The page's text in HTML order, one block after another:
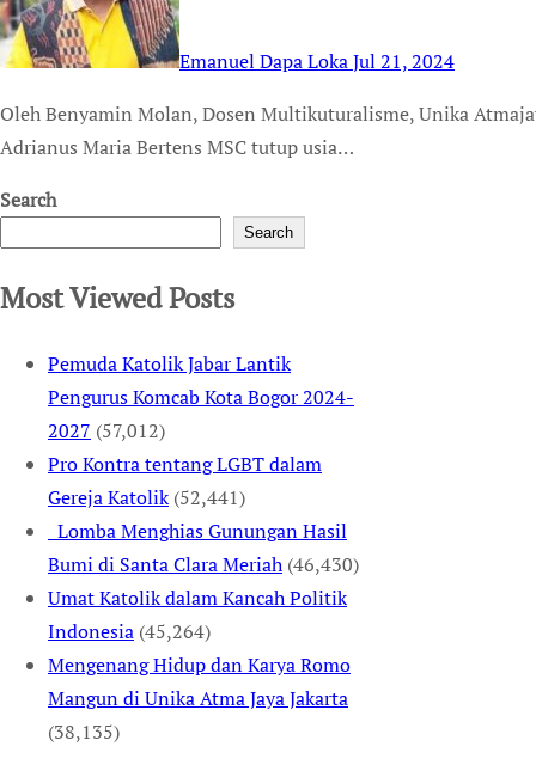
Emanuel Dapa LokaJul 21, 2024
Oleh Benyamin Molan, Dosen Multikuturalisme, Unika Atmajaya Jakarta “Pater”, “Romo”, “Profesor“ Cornelis
Adrianus Maria Bertens MSC tutup usia…
Search
Search
Most Viewed Posts
Pemuda Katolik Jabar Lantik
Pengurus Komcab Kota Bogor 2024-
2027 (57,012)
Pro Kontra tentang LGBT dalam
Gereja Katolik (52,441)
Lomba Menghias Gunungan Hasil
Bumi di Santa Clara Meriah (46,430)
Umat Katolik dalam Kancah Politik
Indonesia (45,264)
Mengenang Hidup dan Karya Romo
Mangun di Unika Atma Jaya Jakarta
(38,135)